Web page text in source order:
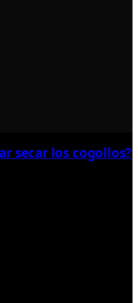
secar los cogollos?